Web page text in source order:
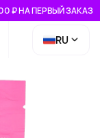
₽ НА ПЕРВЫЙ ЗАКАЗ
RU